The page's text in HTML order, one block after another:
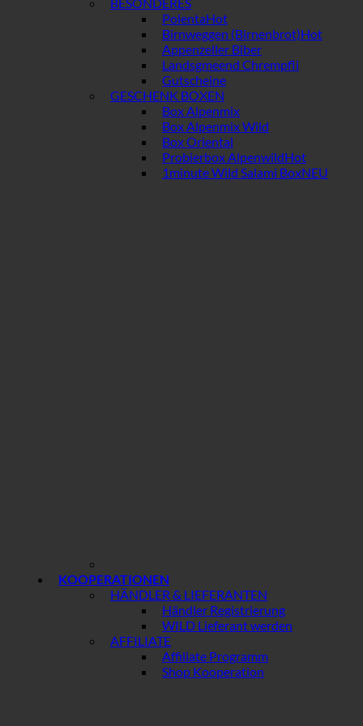
Polenta
Birnweggen (Birnenbrot)
Appenzeller Biber
Landsgmeend Chrempfli
Gutscheine
GESCHENK BOXEN
Box Alpenmix
Box Alpenmix Wild
Box Oriental
Probierbox Alpenwild
1minute Wild Salami Box
KOOPERATIONEN
HÄNDLER & LIEFERANTEN
Händler Registrierung
WILD Lieferant werden
AFFILIATE
Affiliate Programm
Shop Kooperation